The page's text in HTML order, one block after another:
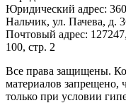
Юридический адрес:
Нальчик, ул. Пачева, д.
Почтовый адрес:
100, стр. 2
Все права защищены.
материалов запрещено,
только при условии